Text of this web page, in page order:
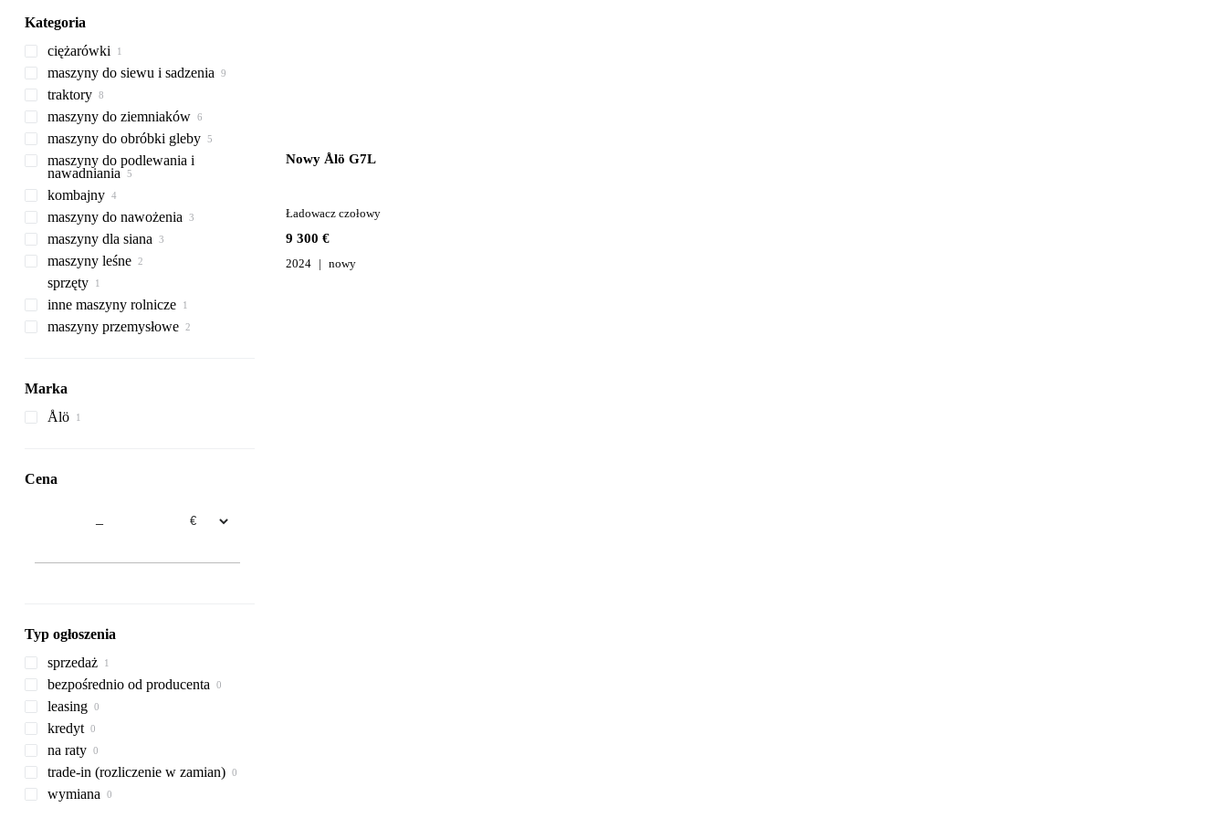
Kategoria
ciężarówki
ciężarówki hakowce
maszyny do siewu i sadzenia
agregaty uprawowo siewne
siewniki pneumatyczne
siewniki mechaniczne
traktory
ciągniki kołowe
ciągniki gąsienicowe
maszyny do ziemniaków
kombajny do ziemniaków
kosze przyjęciowe
maszyny do obróbki gleby
agregaty ścierniskowe
kultywatory
maszyny do podlewania i
nawadniania
opryskiwacze zaczepiane
opryskiwacze zawieszane
kombajny
kombajny do zboża
maszyny do nawożenia
rozsiewacze nawozów
rozsiewacze nawozów
zawieszane
rozsiewacze nawozów
płynnych
maszyny dla siana
prasy kostkujące
zgrabiarki
ładowarki rolnicze
maszyny leśne
rozdrabniarki do gałęzi
sprzęty
sprzęt do maszyn rolniczych
ładowacze czołowe
inne maszyny rolnicze
maszyny przemysłowe
Marka
Ålö
Cena
–
Typ ogłoszenia
sprzedaż
bezpośrednio od producenta
leasing
kredyt
na raty
trade-in (rozliczenie w zamian)
wymiana
Nowy Ålö G7L
9 300 €
Ładowacz czołowy
2024 nowy